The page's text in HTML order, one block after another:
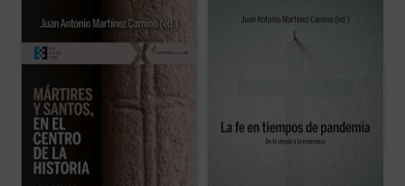
En este libro se ensaya una historia
hagiocéntrica de la Iglesia, pautada por los
santos y sus misiones, más que por papas,
obispos y concilios. Es una historia aún por
hacer, pero exigida por la enseñanza del
(ver ficha)
preguntas nada fáciles de resolver:
¿estaremos ante un cambio de época?